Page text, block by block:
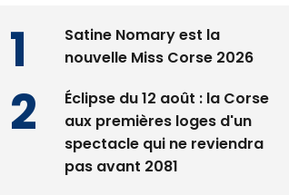
Satine Nomary est la
nouvelle Miss Corse 2026
Éclipse du 12 août : la Corse
aux premières loges d'un
spectacle qui ne reviendra
pas avant 2081